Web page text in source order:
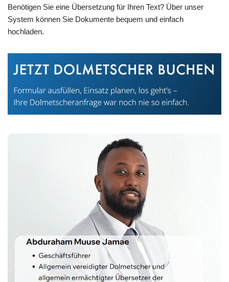
Benötigen Sie eine Übersetzung für Ihren Text? Über unser
System können Sie Dokumente bequem und einfach
hochladen.